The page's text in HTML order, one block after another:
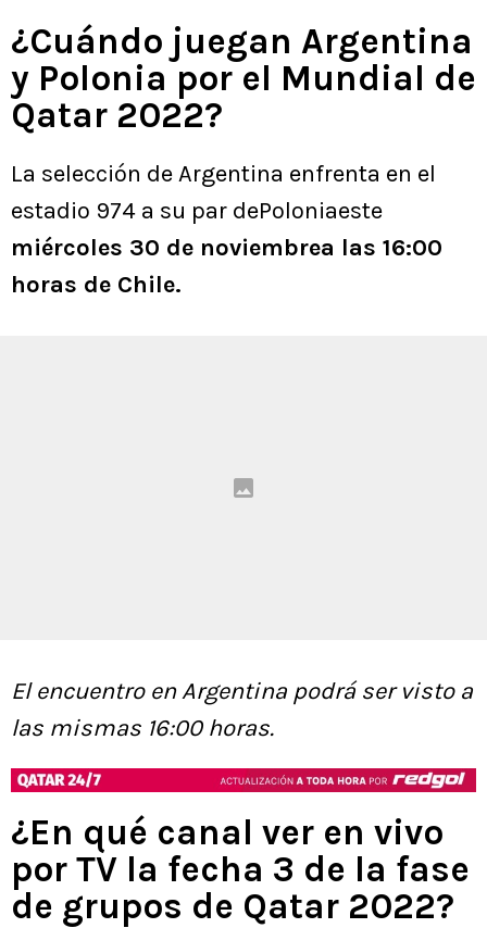
¿Cuándo juegan Argentina
y Polonia por el Mundial de
Qatar 2022?
La selección de Argentina enfrenta en el
estadio 974 a su par dePoloniaeste
miércoles 30 de noviembrea las 16:00
horas de Chile.
El encuentro en Argentina podrá ser visto a
las mismas 16:00 horas.
¿En qué canal ver en vivo
por TV la fecha 3 de la fase
de grupos de Qatar 2022?